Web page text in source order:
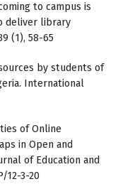
to campus is
deliver library
(1), 58-65
by students of
International
of Online
in Open and
of Education and
12-3-20